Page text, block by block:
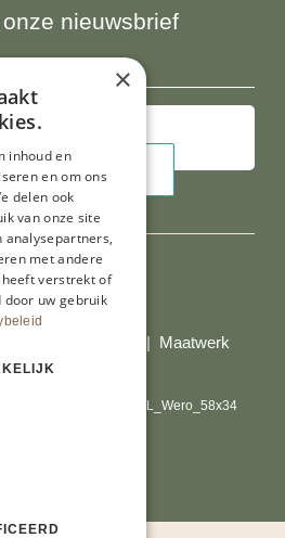
nieuwsbrief
zijn incl. BTW
Bakwinkeltje | Maatwerk
webmix
×
inhoud en
en om ons
delen ook
van onze site
analysepartners,
met andere
verstrekt of
door uw gebruik